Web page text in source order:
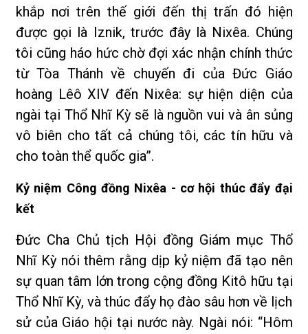
khắp nơi trên thế giới đến thị trấn đó hiện
được gọi là Iznik, trước đây là Nixêa. Chúng
tôi cũng háo hức chờ đợi xác nhận chính thức
từ Tòa Thánh về chuyến đi của Đức Giáo
hoàng Lêô XIV đến Nixêa: sự hiện diện của
ngài tại Thổ Nhĩ Kỳ sẽ là nguồn vui và ân sủng
vô biên cho tất cả chúng tôi, các tín hữu và
cho toàn thể quốc gia”.
Kỷ niệm Công đồng Nixêa - cơ hội thúc đẩy đại
kết
Đức Cha Chủ tịch Hội đồng Giám mục Thổ
Nhĩ Kỳ nói thêm rằng dịp kỷ niệm đã tạo nên
sự quan tâm lớn trong cộng đồng Kitô hữu tại
Thổ Nhĩ Kỳ, và thúc đẩy họ đào sâu hơn về lịch
sử của Giáo hội tại nước này. Ngài nói: “Hôm